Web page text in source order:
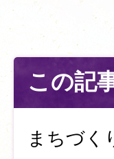
この記
まちづく